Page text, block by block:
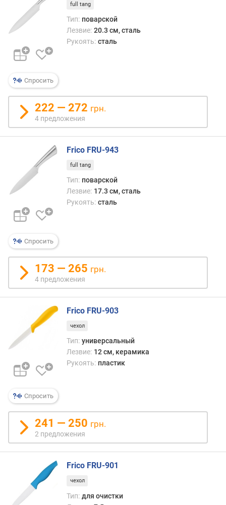
в
ы
п
о
т
з
ы
в
а
м
е
д
б
л
е
н
п
о
ч
е
с
т
в
у
д
Спросить
full tang
Тип: поварской
Лезвие: 20.3 см, сталь
Рукоять: сталь
222 — 272 грн.
4 предложения
Спросить
Frico FRU-943
full tang
Тип: поварской
Лезвие: 17.3 см, сталь
Рукоять: сталь
173 — 265 грн.
4 предложения
Спросить
Frico FRU-903
чехол
Тип: универсальный
Лезвие: 12 см, керамика
Рукоять: пластик
241 — 250 грн.
2 предложения
Frico FRU-901
чехол
Тип: для очистки